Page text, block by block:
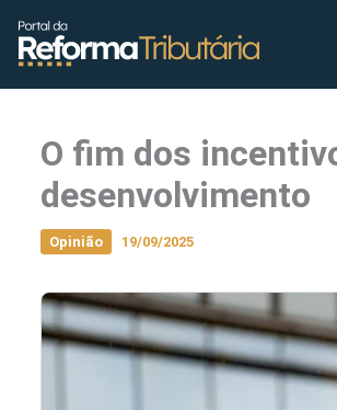
conteúdo
O fim dos
desenvolvimento
Opinião 19/09/2025